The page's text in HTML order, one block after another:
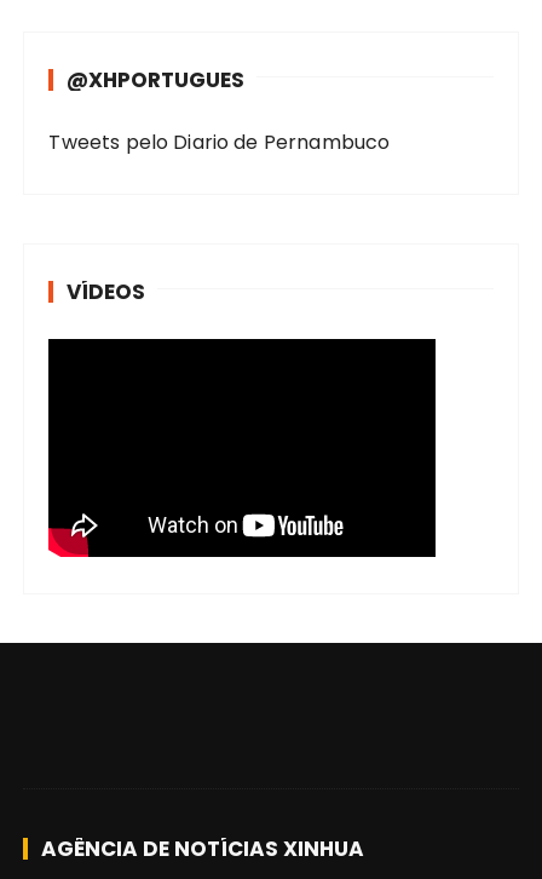
@XHPORTUGUES
Tweets pelo Diario de Pernambuco
VÍDEOS
AGÊNCIA DE NOTÍCIAS XINHUA